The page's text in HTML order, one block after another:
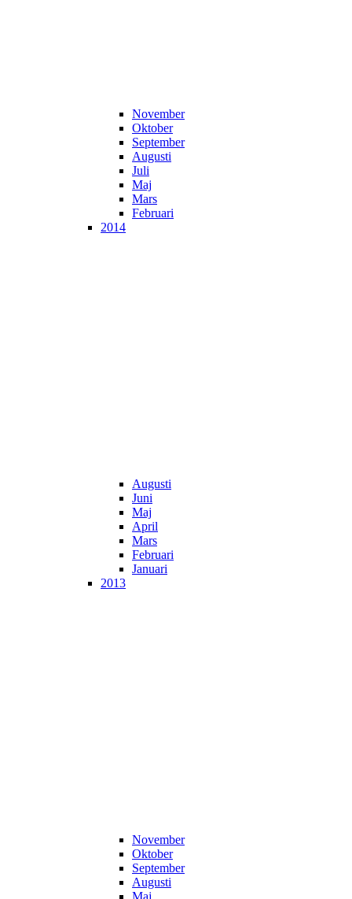
November
Oktober
September
Augusti
Juli
Maj
Mars
Februari
2014
Augusti
Juni
Maj
April
Mars
Februari
Januari
2013
November
Oktober
September
Augusti
Maj